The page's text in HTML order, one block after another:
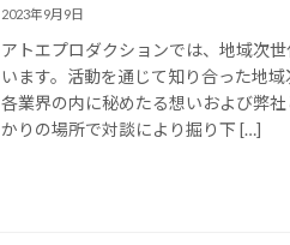
2023年9月9日
アトエプロダクションでは、地域次
います。活動を通じて知り合った地
各業界の内に秘めたる想いおよび弊
かりの場所で対談により掘り下 […]